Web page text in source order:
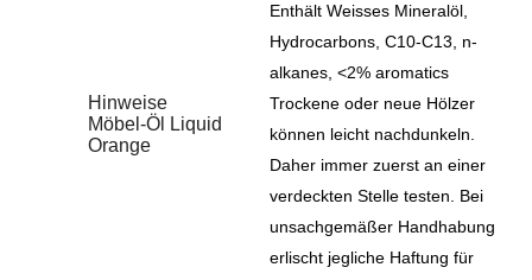
Enthält Weisses Mineralöl,
Hydrocarbons, C10-C13, n-
alkanes, <2% aromatics
Hinweise
Möbel-Öl Liquid
Orange
Trockene oder neue Hölzer
können leicht nachdunkeln.
Daher immer zuerst an einer
verdeckten Stelle testen. Bei
unsachgemäßer Handhabung
erlischt jegliche Haftung für